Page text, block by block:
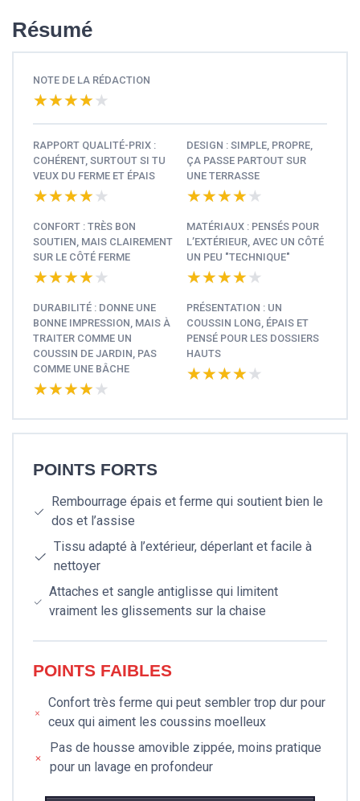
Résumé
NOTE DE LA RÉDACTION
★★★★★
★★★★★
RAPPORT QUALITÉ-PRIX :
COHÉRENT, SURTOUT SI TU
VEUX DU FERME ET ÉPAIS
★★★★★
★★★★★
DESIGN : SIMPLE, PROPRE,
ÇA PASSE PARTOUT SUR
UNE TERRASSE
★★★★★
★★★★★
CONFORT : TRÈS BON
SOUTIEN, MAIS CLAIREMENT
SUR LE CÔTÉ FERME
★★★★★
★★★★★
MATÉRIAUX : PENSÉS POUR
L’EXTÉRIEUR, AVEC UN CÔTÉ
UN PEU "TECHNIQUE"
★★★★★
★★★★★
DURABILITÉ : DONNE UNE
BONNE IMPRESSION, MAIS À
TRAITER COMME UN
COUSSIN DE JARDIN, PAS
COMME UNE BÂCHE
★★★★★
★★★★★
PRÉSENTATION : UN
COUSSIN LONG, ÉPAIS ET
PENSÉ POUR LES DOSSIERS
HAUTS
★★★★★
★★★★★
POINTS FORTS
Rembourrage épais et ferme qui soutient bien le
dos et l’assise
Tissu adapté à l’extérieur, déperlant et facile à
nettoyer
Attaches et sangle antiglisse qui limitent
vraiment les glissements sur la chaise
POINTS FAIBLES
Confort très ferme qui peut sembler trop dur pour
ceux qui aiment les coussins moelleux
Pas de housse amovible zippée, moins pratique
pour un lavage en profondeur